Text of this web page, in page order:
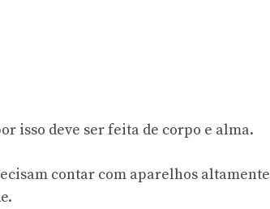
isso deve ser feita de corpo e alma.
contar com aparelhos